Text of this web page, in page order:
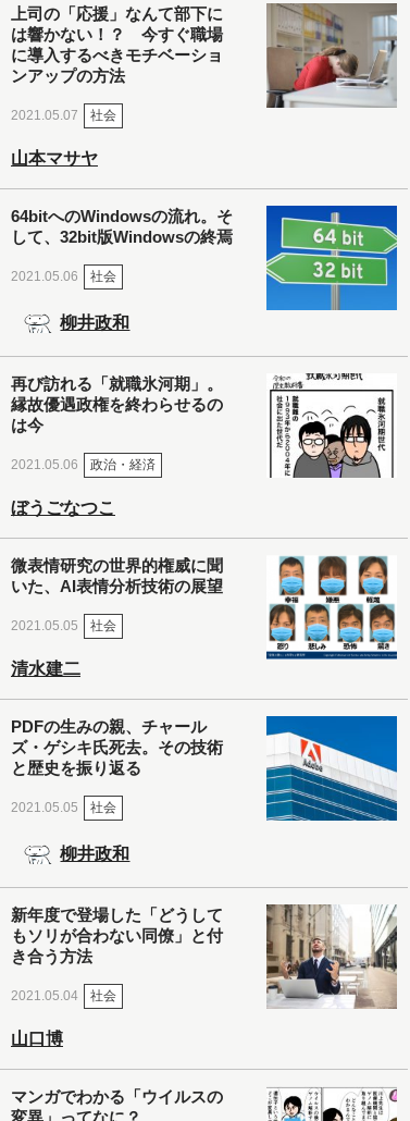
上司の「応援」なんて部下に
は響かない！？ 今すぐ職場
に導入するべきモチベーショ
ンアップの方法
2021.05.07 社会
山本マサヤ
64bitへのWindowsの流れ。そ
して、32bit版Windowsの終焉
2021.05.06 社会
柳井政和
再び訪れる「就職氷河期」。
縁故優遇政権を終わらせるの
は今
2021.05.06 政治・経済
ぼうごなつこ
微表情研究の世界的権威に聞
いた、AI表情分析技術の展望
2021.05.05 社会
清水建二
PDFの生みの親、チャール
ズ・ゲシキ氏死去。その技術
と歴史を振り返る
2021.05.05 社会
柳井政和
新年度で登場した「どうして
もソリが合わない同僚」と付
き合う方法
2021.05.04 社会
山口博
マンガでわかる「ウイルスの